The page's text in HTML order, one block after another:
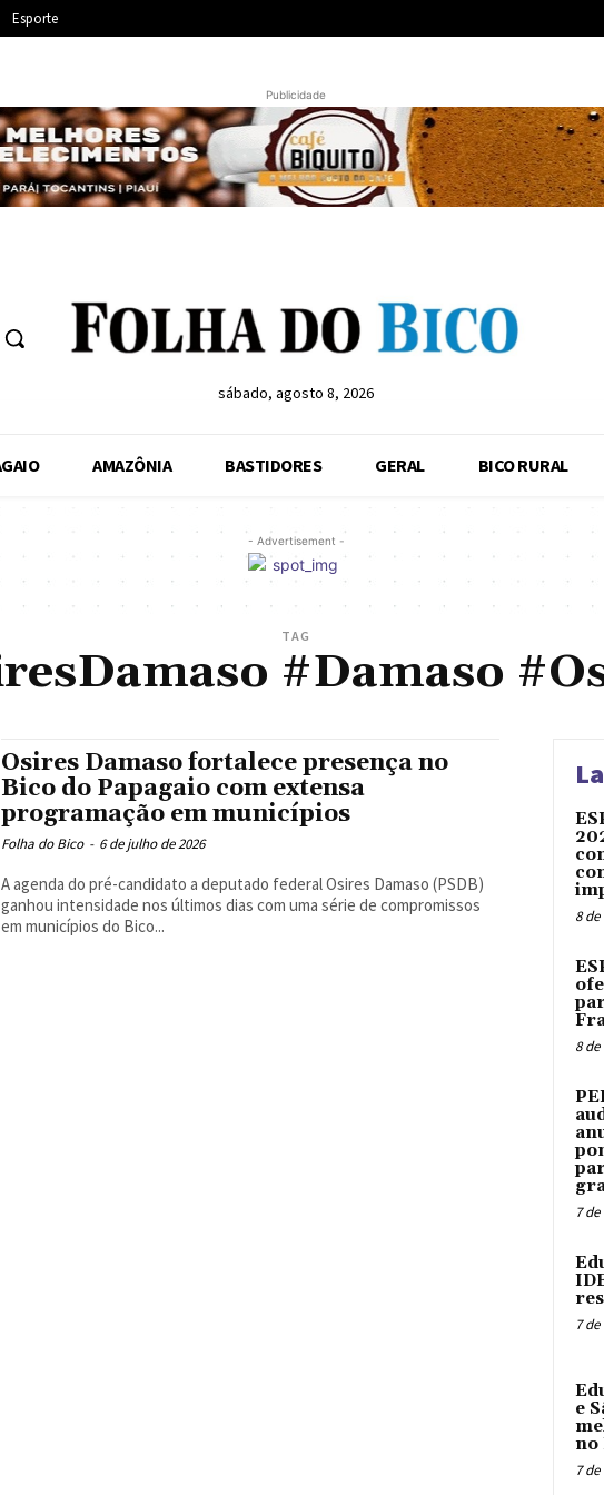
Esporte
Publicidade
sábado, agosto 8, 2026
AMAZÔNIA BASTIDORES GERAL BICO RURAL
- Advertisement -
TAG
#Damaso
Osires Damaso fortalece presença no
Bico do Papagaio com extensa
programação em municípios
Folha do Bico - 6 de julho de 2026
A agenda do pré-candidato a deputado federal Osires Damaso (PSDB)
ganhou intensidade nos últimos dias com uma série de compromissos
em municípios do Bico...
8
8
7
7
e
no
7